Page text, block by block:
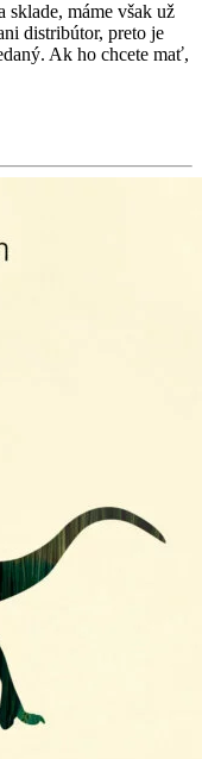
sklade, máme však už
distribútor, preto je
Ak ho chcete mať,